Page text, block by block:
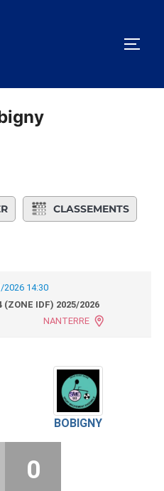
CLASSEMENTS
2026 14:30
(ZONE IDF) 2025/2026
NANTERRE
BOBIGNY
0